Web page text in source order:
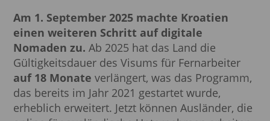
Am 1. September 2025 machte Kroatien
einen weiteren Schritt auf digitale
Nomaden zu. Ab 2025 hat das Land die
Gültigkeitsdauer des Visums für Fernarbeiter
auf 18 Monate verlängert, was das Programm,
das bereits im Jahr 2021 gestartet wurde,
erheblich erweitert. Jetzt können Ausländer, die